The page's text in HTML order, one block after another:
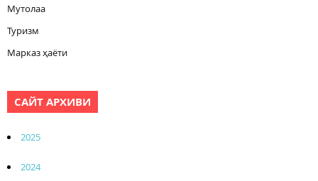
Мутолаа
Туризм
Марказ ҳаёти
САЙТ АРХИВИ
2025
2024